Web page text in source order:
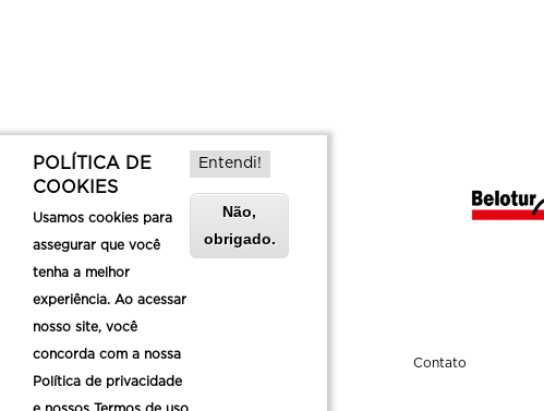
Sobre a Belotur Contato
POLÍTICA DE
COOKIES
Usamos cookies para
assegurar que você
tenha a melhor
experiência. Ao acessar
nosso site, você
concorda com a nossa
Política de privacidade
Entendi!
Não,
obrigado.